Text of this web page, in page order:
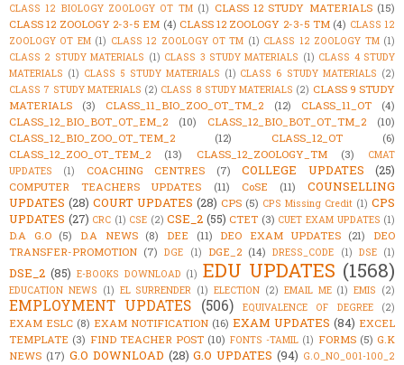
CLASS 12 BIOLOGY ZOOLOGY OT TM (1) CLASS 12 STUDY MATERIALS (15)
CLASS 12 ZOOLOGY 2-3-5 EM (4) CLASS 12 ZOOLOGY 2-3-5 TM (4) CLASS 12
ZOOLOGY OT EM (1) CLASS 12 ZOOLOGY OT TM (1) CLASS 12 ZOOLOGY TM (1)
CLASS 2 STUDY MATERIALS (1) CLASS 3 STUDY MATERIALS (1) CLASS 4 STUDY
MATERIALS (1) CLASS 5 STUDY MATERIALS (1) CLASS 6 STUDY MATERIALS (2)
CLASS 7 STUDY MATERIALS (2) CLASS 8 STUDY MATERIALS (2) CLASS 9 STUDY
MATERIALS
(3) CLASS_11_BIO_ZOO_OT_TM_2 (12) CLASS_11_OT
(4)
CLASS_12_BIO_BOT_OT_EM_2
(10) CLASS_12_BIO_BOT_OT_TM_2
(10)
CLASS_12_BIO_ZOO_OT_TEM_2
(12) CLASS_12_OT
(6)
CLASS_12_ZOO_OT_TEM_2
(13) CLASS_12_ZOOLOGY_TM (3)
CMAT
UPDATES
(1) COACHING CENTRES (7) COLLEGE UPDATES (25)
COMPUTER TEACHERS UPDATES (11) CoSE (11)
COUNSELLING
UPDATES (28) COURT UPDATES (28) CPS (5) CPS Missing Credit (1) CPS
UPDATES (27) CRC (1) CSE (2) CSE_2 (55) CTET (3) CUET EXAM UPDATES (1)
D.A G.O (5) D.A NEWS (8) DEE (11) DEO EXAM UPDATES (21)
DEO
TRANSFER-PROMOTION (7) DGE (1) DGE_2 (14) DRESS_CODE (1) DSE (1)
DSE_2 (85) E-BOOKS DOWNLOAD (1) EDU UPDATES (1568)
EDUCATION NEWS (1) EL SURRENDER (1) ELECTION (2) EMAIL ME (1) EMIS (2)
EMPLOYMENT UPDATES (506) EQUIVALENCE OF DEGREE (2)
EXAM ESLC (8) EXAM NOTIFICATION (16) EXAM UPDATES (84) EXCEL
TEMPLATE (3) FIND TEACHER POST (10) FONTS -TAMIL (1) FORMS (5) G.K
NEWS (17) G.O DOWNLOAD (28) G.O UPDATES (94) G.O_NO_001-100_2